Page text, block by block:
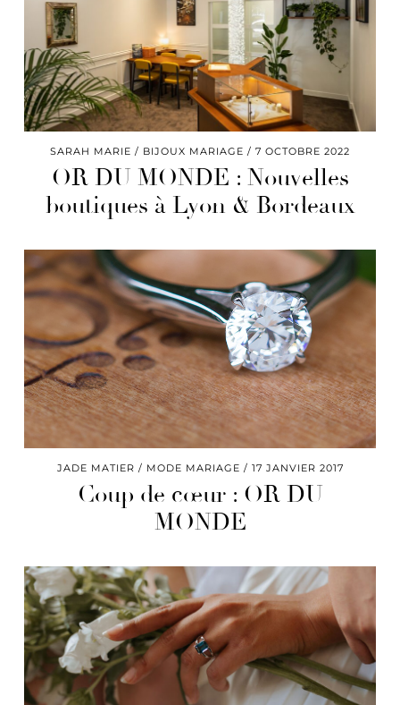
SARAH MARIE BIJOUX MARIAGE 7 OCTOBRE 2022
OR DU MONDE : Nouvelles
boutiques à Lyon & Bordeaux
JADE MATIER MODE MARIAGE 17 JANVIER 2017
Coup de cœur : OR DU
MONDE